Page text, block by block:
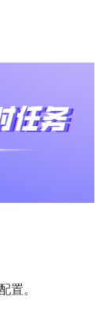
。